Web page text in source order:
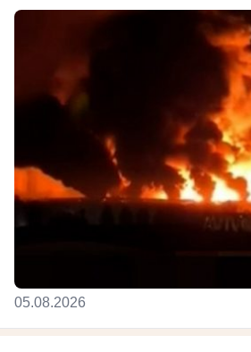
05.08.2026